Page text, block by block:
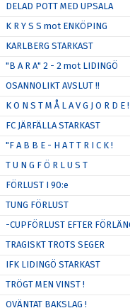
DELAD POTT MED UPSALA
K R Y S S mot ENKÖPING
KARLBERG STARKAST
"B A R A" 2 - 2 mot LIDINGÖ
OSANNOLIKT AVSLUT !!
K O N S T M Å L A V G J O R D E !
FC JÄRFÄLLA STARKAST
"F A B B E - H A T T R I C K !
T U N G F Ö R L U S T
FÖRLUST I 90:e
TUNG FÖRLUST
-CUPFÖRLUST EFTER
TRAGISKT TROTS SEGER
IFK LIDINGÖ STARKAST
TRÖGT MEN VINST !
OVÄNTAT BAKSLAG !